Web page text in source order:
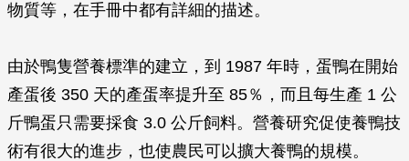
物質等，在手冊中都有詳細的描述。
由於鴨隻營養標準的建立，到 1987 年時，蛋鴨在開始
產蛋後 350 天的產蛋率提升至 85％，而且每生產 1 公
斤鴨蛋只需要採食 3.0 公斤飼料。營養研究促使養鴨技
術有很大的進步，也使農民可以擴大養鴨的規模。